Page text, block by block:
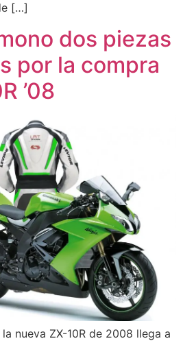
[…]
dos piezas
por la compra
’08
nueva ZX-10R de 2008 llega a